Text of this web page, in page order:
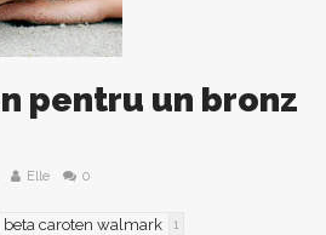
pentru un bronz
Elle 0
beta caroten walmark 1